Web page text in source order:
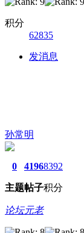
积分
62835
发消息
孙常明
0
主题
4196
帖子
8392
积分
论坛元老